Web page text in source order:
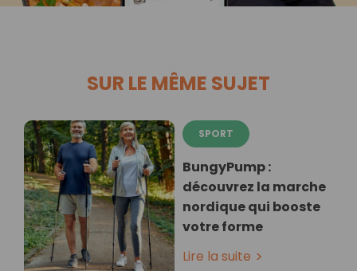
SUR LE MÊME SUJET
SPORT
BungyPump :
découvrez la marche
nordique qui booste
votre forme
Lire la suite